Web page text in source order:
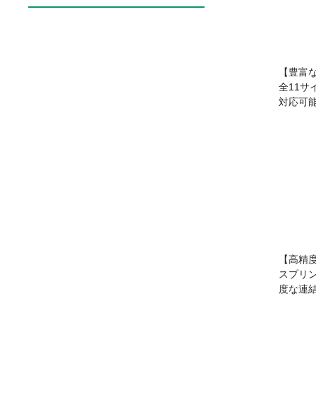
【豊富
全11サ
対応可
【高精
スプリ
度な連